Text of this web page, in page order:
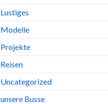
Lustiges
Modelle
Projekte
Reisen
Uncategorized
unsere Busse